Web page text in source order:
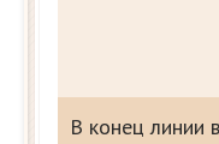
В конец линии